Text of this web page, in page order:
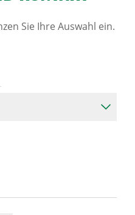
Sie Ihre Auswahl ein.